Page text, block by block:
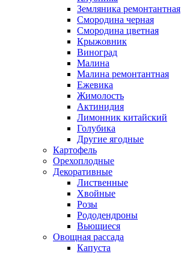
Земляника ремонтантная
Смородина черная
Смородина цветная
Крыжовник
Виноград
Малина
Малина ремонтантная
Ежевика
Жимолость
Актинидия
Лимонник китайский
Голубика
Другие ягодные
Картофель
Орехоплодные
Декоративные
Лиственные
Хвойные
Розы
Рододендроны
Вьющиеся
Овощная рассада
Капуста